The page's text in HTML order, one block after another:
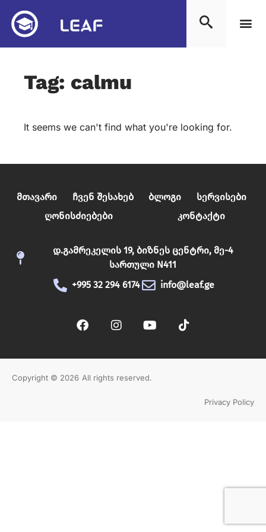
Tag: calmu
It seems we can't find what you're looking for.
Მთავარი Ჩვენ Შესახებ Ბლოგი
Სერვისები
Ღონისძიებები
Კონტაქტი
დ.გამრეკელის 19, ბიზნეს ცენტრი, მე-4
სართული N411
+995 32 294 6174
info@leaf.ge
Copyright © 2026 All rights reserved.
Privacy Policy
გამოიწერე სიახლეები საზღვარგარეთ
სწავლაზე
Email
Გამოწერა